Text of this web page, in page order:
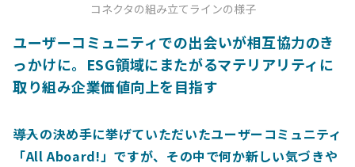
コネクタの組み立てラインの様子
ユーザーコミュニティでの出会いが相互協力のき
っかけに。ESG領域にまたがるマテリアリティに
取り組み企業価値向上を目指す
導入の決め手に挙げていただいたユーザーコミュニティ
「All Aboard!」ですが、その中で何か新しい気づきや